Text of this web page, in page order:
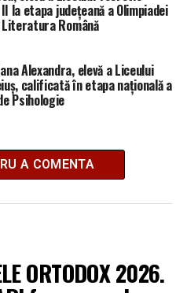
la etapa județeană a Olimpiadei
Literatura Română
Alexandra, elevă a Liceului
calificată în etapa națională a
Psihologie
A COMENTA
ORTODOX 2026.